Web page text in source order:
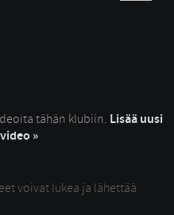
tähän klubiin. Lisää uusi
»
voivat lukea ja lähettää